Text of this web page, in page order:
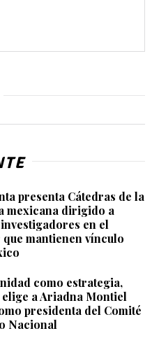
presenta Cátedras de la
mexicana dirigido a
en el
mantienen vínculo
como estrategia,
a Ariadna Montiel
presidenta del Comité
Nacional